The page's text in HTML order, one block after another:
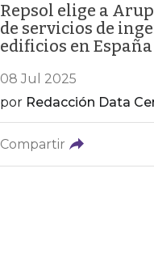
Repsol elige a
de servicios de
edificios en España
08 Jul 2025
por Redacción Data
Compartir